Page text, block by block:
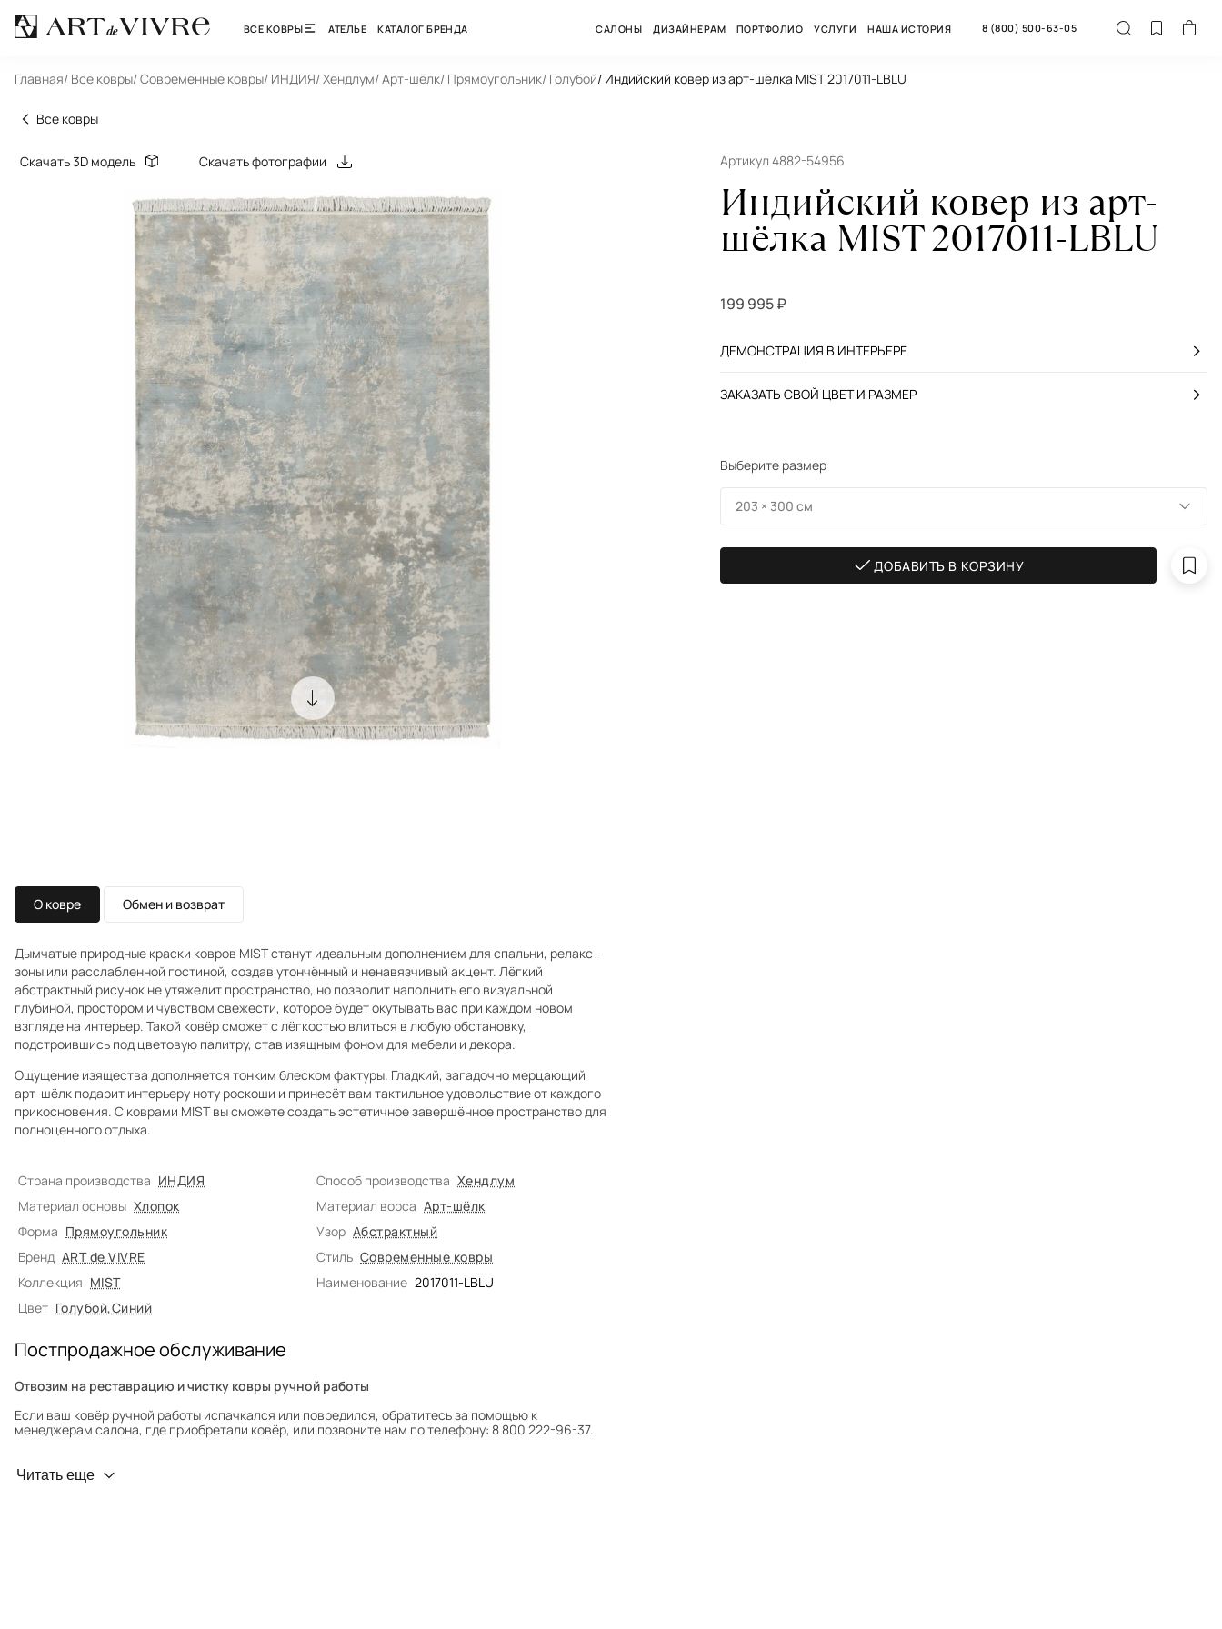
ВСЕ КОВРЫ АТЕЛЬЕ КАТАЛОГ БРЕНДА САЛОНЫ ДИЗАЙНЕРАМ ПОРТФОЛИО УСЛУГИ НАША ИСТОРИЯ 8 (800) 500-63-05
Главная/ Все ковры/ Современные ковры/ ИНДИЯ/ Хендлум/ Арт-шёлк/ Прямоугольник/ Голубой/ Индийский ковер из арт-шёлка MIST 2017011-LBLU
Все ковры
Скачать 3D модель Скачать фотографии
О ковре Обмен и возврат
Дымчатые природные краски ковров MIST станут идеальным дополнением для спальни, релакс-
зоны или расслабленной гостиной, создав утончённый и ненавязчивый акцент. Лёгкий
абстрактный рисунок не утяжелит пространство, но позволит наполнить его визуальной
глубиной, простором и чувством свежести, которое будет окутывать вас при каждом новом
взгляде на интерьер. Такой ковёр сможет с лёгкостью влиться в любую обстановку,
подстроившись под цветовую палитру, став изящным фоном для мебели и декора.
Ощущение изящества дополняется тонким блеском фактуры. Гладкий, загадочно мерцающий
арт-шёлк подарит интерьеру ноту роскоши и принесёт вам тактильное удовольствие от каждого
прикосновения. С коврами MIST вы сможете создать эстетичное завершённое пространство для
полноценного отдыха.
Страна производства ИНДИЯ Способ производства Хендлум
Материал основы Хлопок Материал ворса Арт-шёлк
Форма Прямоугольник Узор Абстрактный
Бренд ART de VIVRE Стиль Современные ковры
Коллекция MIST Наименование 2017011-LBLU
Цвет Голубой,Синий
Постпродажное обслуживание
Отвозим на реставрацию и чистку ковры ручной работы
Если ваш ковёр ручной работы испачкался или повредился, обратитесь за помощью к
менеджерам салона, где приобретали ковёр, или позвоните нам по телефону: 8 800 222-96-37.
Профилактика износа
Читать еще
Артикул 4882-54956
Индийский ковер из арт-
шёлка MIST 2017011-LBLU
199 995 ₽
ДЕМОНСТРАЦИЯ В ИНТЕРЬЕРЕ
ЗАКАЗАТЬ СВОЙ ЦВЕТ И РАЗМЕР
Выберите размер
203 × 300 см
ДОБАВИТЬ В КОРЗИНУ